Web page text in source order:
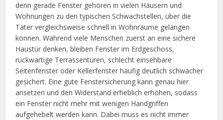
denn gerade Fenster gehören in vielen Häusern und
Wohnungen zu den typischen Schwachstellen, über die
Täter vergleichsweise schnell in Wohnräume gelangen
können. Während viele Menschen zuerst an eine sichere
Haustür denken, bleiben Fenster im Erdgeschoss,
rückwärtige Terrassentüren, schlecht einsehbare
Seitenfenster oder Kellerfenster häufig deutlich schwächer
gesichert. Eine gute Fenstersicherung kann genau hier
ansetzen und den Widerstand erheblich erhöhen, sodass
ein Fenster nicht mehr mit wenigen Handgriffen
aufgehebelt werden kann. Dabei muss es nicht immer